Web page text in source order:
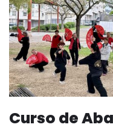
Curso de